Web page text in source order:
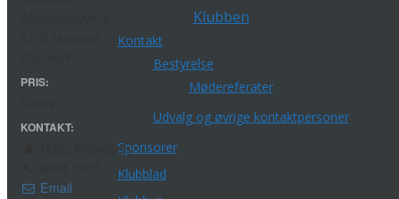
Klubben
Kontakt
Bestyrelse
Mødereferater
Udvalg og øvrige kontaktpersoner
Sponsorer
Klubblad
PRIS:
KONTAKT:
Mads Mikkelsen
Email